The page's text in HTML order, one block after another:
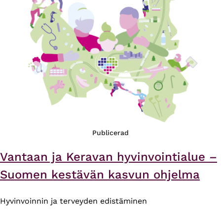
Publicerad
Vantaan ja Keravan hyvinvointialue –
Suomen kestävän kasvun ohjelma
Hyvinvoinnin ja terveyden edistäminen